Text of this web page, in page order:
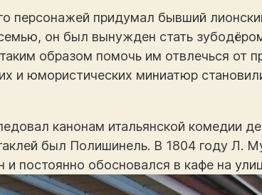
персонажей придумал бывший
он был вынужден стать
образом помочь им отвлечься от
и юмористических миниатюр
канонам итальянской комедии
был Полишинель. В 1804 году Л.
и постоянно обосновался в кафе на